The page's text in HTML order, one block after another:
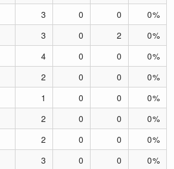
3 0 0
0%
3 0 2
0%
4 0 0
0%
2 0 0
0%
1 0 0
0%
2 0 0
0%
2 0 0
0%
3 0 0
0%